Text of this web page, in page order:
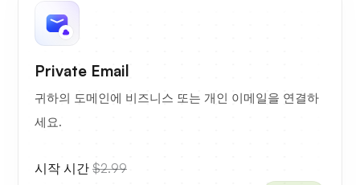
Private Email
귀하의 도메인에 비즈니스 또는 개인 이메일을 연결하
세요.
시작 시간 $2.99